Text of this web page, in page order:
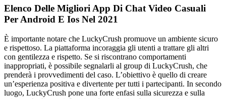
Elenco Delle Migliori App Di Chat Video Casuali
Per Android E Ios Nel 2021
È importante notare che LuckyCrush promuove un ambiente sicuro
e rispettoso. La piattaforma incoraggia gli utenti a trattare gli altri
con gentilezza e rispetto. Se si riscontrano comportamenti
inappropriati, è possibile segnalarli al group di LuckyCrush, che
prenderà i provvedimenti del caso. L’obiettivo è quello di creare
un’esperienza positiva e divertente per tutti i partecipanti. In secondo
luogo, LuckyCrush pone una forte enfasi sulla sicurezza e sulla